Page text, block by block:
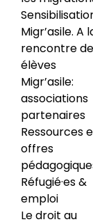
Migr’asile. A
rencontre
élèves
Migr’asile:
associations
partenaires
Ressources
offres
Réfugié·es &
emploi
Le droit au